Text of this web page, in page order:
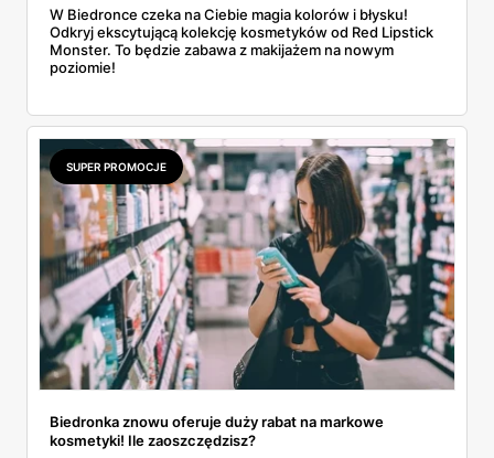
W Biedronce czeka na Ciebie magia kolorów i błysku!
Odkryj ekscytującą kolekcję kosmetyków od Red Lipstick
Monster. To będzie zabawa z makijażem na nowym
poziomie!
SUPER PROMOCJE
Biedronka znowu oferuje duży rabat na markowe
kosmetyki! Ile zaoszczędzisz?